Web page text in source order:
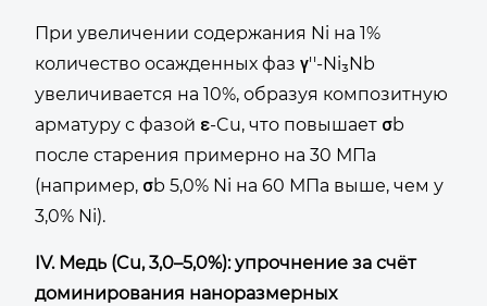
При увеличении содержания Ni на 1%
количество осажденных фаз γ''-Ni₃Nb
увеличивается на 10%, образуя композитную
арматуру с фазой ε-Cu, что повышает σb
после старения примерно на 30 МПа
(например, σb 5,0% Ni на 60 МПа выше, чем у
3,0% Ni).
IV. Медь (Cu, 3,0–5,0%): упрочнение за счёт
доминирования наноразмерных